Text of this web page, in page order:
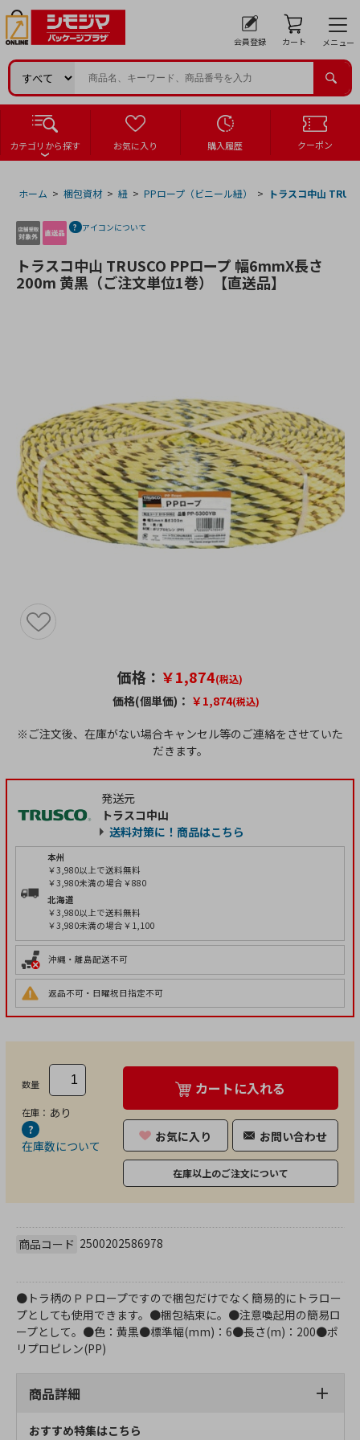
会員登録 カート メニュー
カテゴリから探す お気に入り 購入履歴 クーポン
ホーム > 梱包資材 > 紐 > PPロープ（ビニール紐） > トラスコ中山
アイコンについて
トラスコ中山 TRUSCO PPロープ 幅6mmX長さ
200m 黄黒（ご注文単位1巻）【直送品】
価格： ￥1,874(税込)
価格(個単価)： ￥1,874(税込)
※ご注文後、在庫がない場合キャンセル等のご連絡をさせていた
だきます。
発送元
トラスコ中山
送料対策に！商品はこちら
本州
￥3,980以上で送料無料
￥3,980未満の場合￥880
北海道
￥3,980以上で送料無料
￥3,980未満の場合￥1,100
沖縄・離島配送不可
返品不可・日曜祝日指定不可
数量
在庫： あり
在庫数について
カートに入れる
お気に入り お問い合わせ
在庫以上のご注文について
商品コード 2500202586978
●トラ柄のＰＰロープですので梱包だけでなく簡易的にトラロー
プとしても使用できます。●梱包結束に。●注意喚起用の簡易ロ
ープとして。●色：黄黒●標準幅(mm)：6●長さ(m)：200●ポ
リプロピレン(PP)
商品詳細
おすすめ特集はこちら